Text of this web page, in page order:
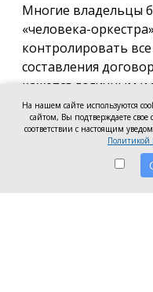
Многие владельцы
«человека-
контролировать
составления
кажется логичным
роста компании он
тормозом развития.
операционке, теряя
и масштабировании.
На нашем сайте используются
сайтом, Вы подтверждаете свое
соответствии с настоящим
Политикой